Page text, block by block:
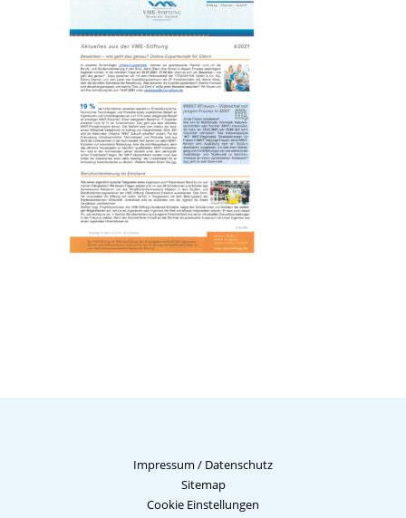
Impressum / Datenschutz
Sitemap
Cookie Einstellungen